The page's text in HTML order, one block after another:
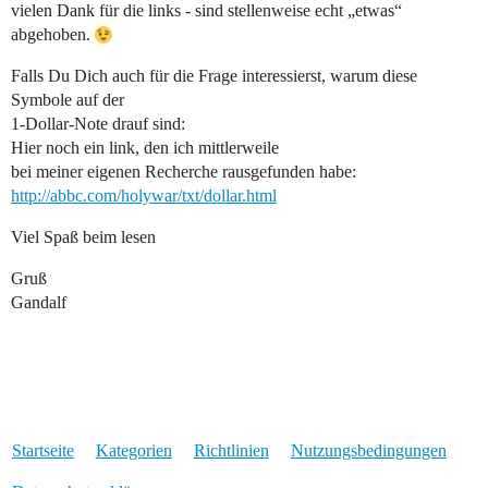
vielen Dank für die links - sind stellenweise echt „etwas“
abgehoben.
Falls Du Dich auch für die Frage interessierst, warum diese
Symbole auf der
1-Dollar-Note drauf sind:
Hier noch ein link, den ich mittlerweile
bei meiner eigenen Recherche rausgefunden habe:
http://abbc.com/holywar/txt/dollar.html
Viel Spaß beim lesen
Gruß
Gandalf
Startseite Kategorien Richtlinien Nutzungsbedingungen